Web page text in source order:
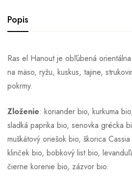
Popis
Ras el Hanout je obľúbená
na mäso, ryžu, kuskus, tajine,
pokrmy.
Zloženie: koriander bio, kurkuma
sladká paprika bio, senovka grécka
muškátový oriešok bio, škorica
klinček bio, bobkový list bio,
čierne korenie bio, zázvor bio.